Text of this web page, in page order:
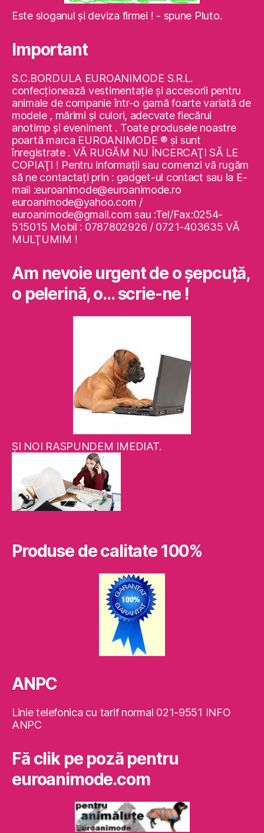
Este sloganul şi deviza firmei ! - spune Pluto.
Important
S.C.BORDULA EUROANIMODE S.R.L.
confecţionează vestimentaţie şi accesorii pentru
animale de companie într-o gamă foarte variată de
modele , mărimi şi culori, adecvate fiecărui
anotimp şi eveniment . Toate produsele noastre
poartă marca EUROANIMODE ® şi sunt
înregistrate . VĂ RUGĂM NU ÎNCERCAŢI SĂ LE
COPIAŢI ! Pentru informaţii sau comenzi vă rugăm
să ne contactaţi prin : gadget-ul contact sau la E-
mail :euroanimode@euroanimode.ro
euroanimode@yahoo.com /
euroanimode@gmail.com sau :Tel/Fax:0254-
515015 Mobil : 0787802926 / 0721-403635 VĂ
MULŢUMIM !
Am nevoie urgent de o şepcuţă,
o pelerină, o… scrie-ne !
ŞI NOI RASPUNDEM IMEDIAT.
Produse de calitate 100%
ANPC
Linie telefonica cu tarif normal 021-9551 INFO
ANPC
Fă clik pe poză pentru
euroanimode.com